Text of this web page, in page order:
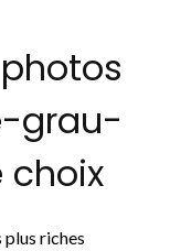
grau-
plus riches